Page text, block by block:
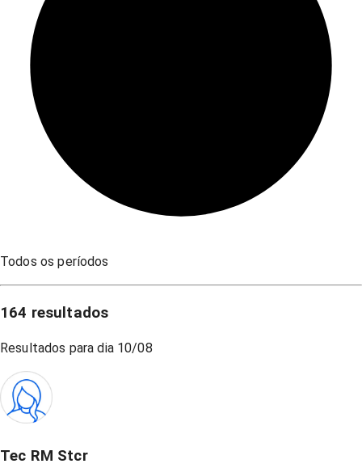
Todos os períodos
164 resultados
Resultados para dia 10/08
Tec RM Stcr